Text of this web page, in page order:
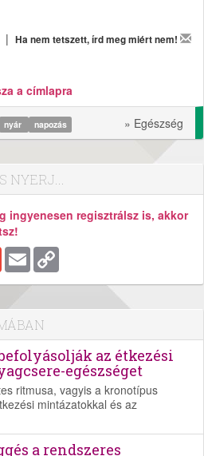
| Ha nem tetszett, írd meg miért nem!
a címlapra
nyár napozás » Egészség
NYERJ...
ingyenesen regisztrálsz is, akkor
Gmail Email
az étkezési
egészséget
ritmusa, vagyis a kronotípus
mintázatokkal és az
a rendszeres